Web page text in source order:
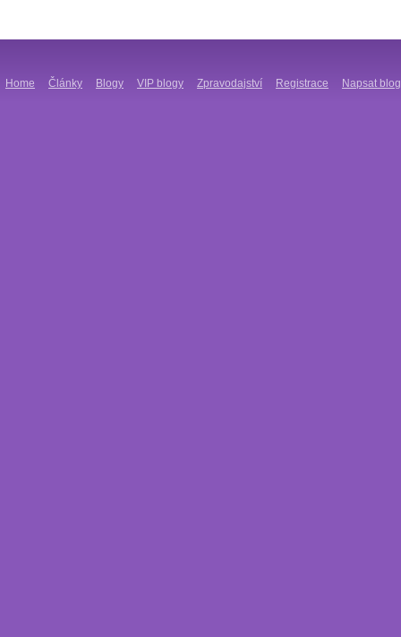
Home Články Blogy VIP blogy Zpravodajství Registrace Napsat blog